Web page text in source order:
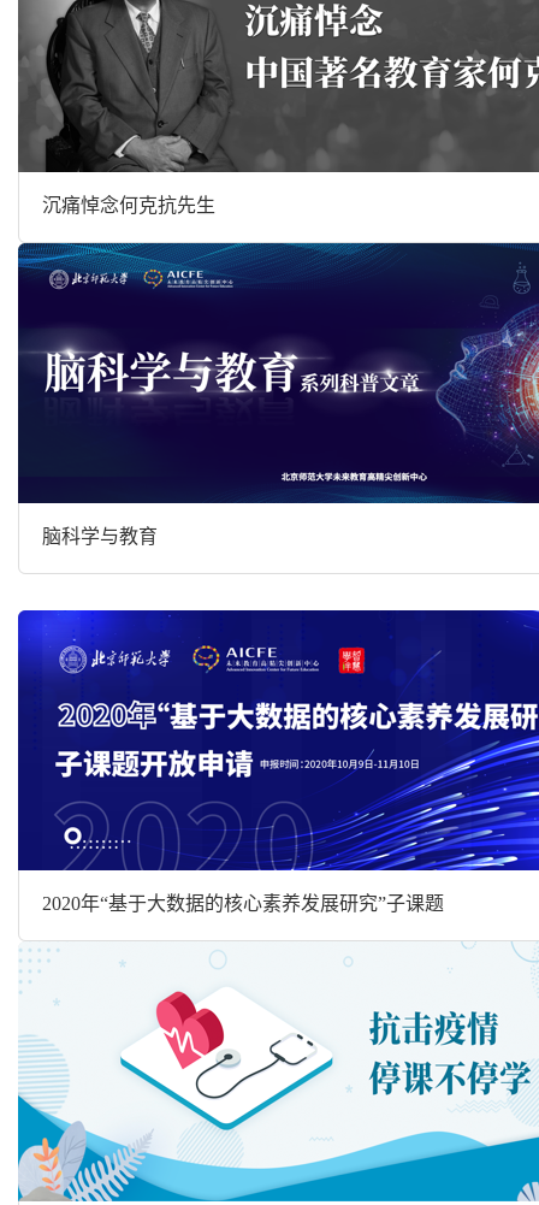
沉痛悼念何克抗先生
脑科学与教育
2020年“基于大数据的核心素养发展研究”子课题